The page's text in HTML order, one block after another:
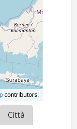
contributors.
Città